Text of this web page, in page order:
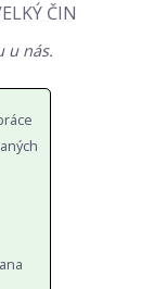
ČIN
u nás.